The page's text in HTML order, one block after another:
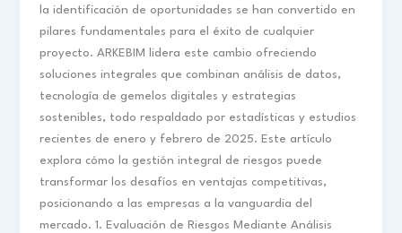
la identificación de oportunidades se han convertido en
pilares fundamentales para el éxito de cualquier
proyecto. ARKEBIM lidera este cambio ofreciendo
soluciones integrales que combinan análisis de datos,
tecnología de gemelos digitales y estrategias
sostenibles, todo respaldado por estadísticas y estudios
recientes de enero y febrero de 2025. Este artículo
explora cómo la gestión integral de riesgos puede
transformar los desafíos en ventajas competitivas,
posicionando a las empresas a la vanguardia del
mercado. 1. Evaluación de Riesgos Mediante Análisis